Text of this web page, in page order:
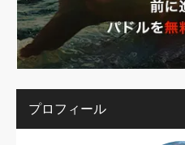
プロフィール